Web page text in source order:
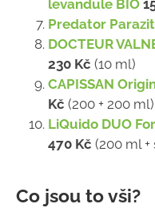
levandule BIO
Predator Parazit
DOCTEUR
230 Kč (10 ml)
CAPISSAN
Kč (200 + 200 ml)
LiQuido DUO
470 Kč (200 ml
Co jsou to vši?